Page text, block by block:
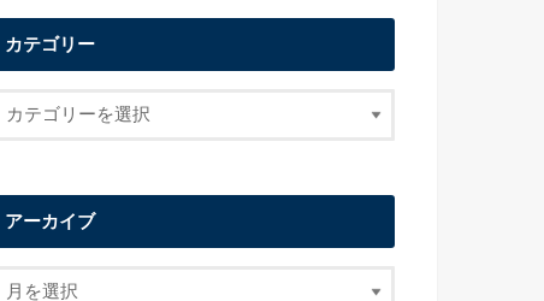
カテゴリー
アーカイブ